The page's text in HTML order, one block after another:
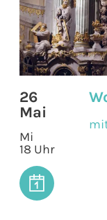
26
Mai
Mi
18 Uhr